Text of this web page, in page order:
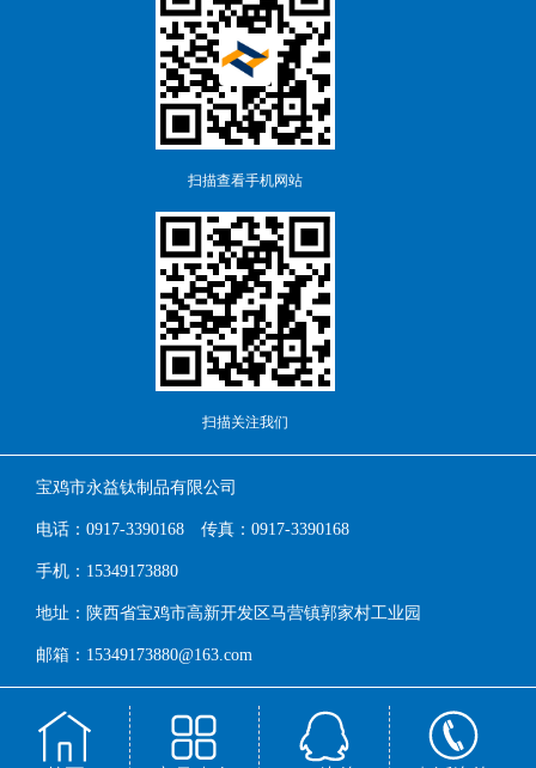
扫描查看手机网站
扫描关注我们
宝鸡市永益钛制品有限公司
电话：0917-3390168 传真：0917-3390168
手机：15349173880
地址：陕西省宝鸡市高新开发区马营镇郭家村工业园
邮箱：15349173880@163.com